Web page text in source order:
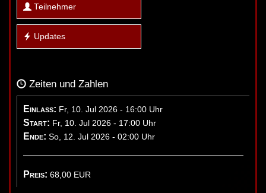
Teilnehmer
Updates
Zeiten und Zahlen
Einlass: Fr, 10. Jul 2026 - 16:00 Uhr
Start: Fr, 10. Jul 2026 - 17:00 Uhr
Ende: So, 12. Jul 2026 - 02:00 Uhr
Preis: 68,00 EUR